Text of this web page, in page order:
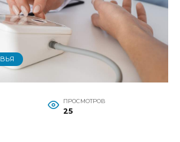
ПРОСМОТРОВ
25